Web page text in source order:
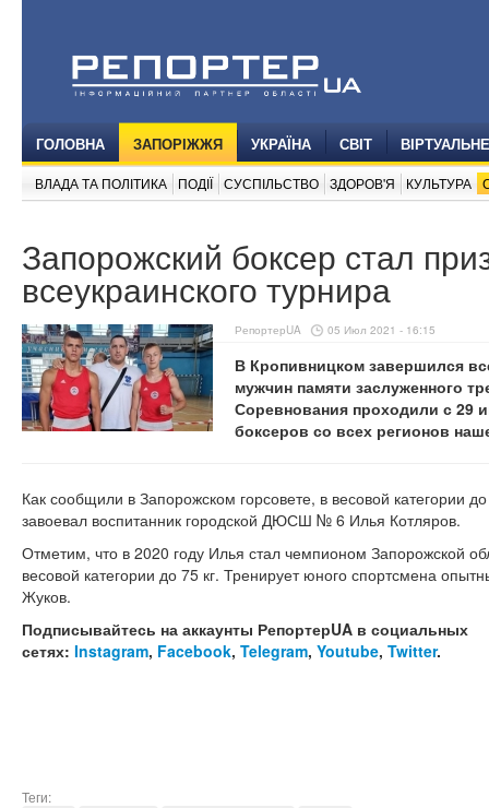
ГОЛОВНА ЗАПОРІЖЖЯ УКРАЇНА СВІТ
ВЛАДА ТА ПОЛІТИКА ПОДІЇ СУСПІЛЬСТВО ЗДОРОВ'Я КУЛЬТУРА
Запорожский боксер стал
всеукраинского турнира
РепортерUA 05 Июл 2021 - 16:15
В Кропивницком завершился
мужчин памяти заслуженного
Соревнования проходили с 29
боксеров со всех регионов
Как сообщили в Запорожском горсовете, в весовой категории
завоевал воспитанник городской ДЮСШ № 6 Илья Котляров.
Отметим, что в 2020 году Илья стал чемпионом Запорожской
весовой категории до 75 кг. Тренирует юного спортсмена
Жуков.
Подписывайтесь на аккаунты РепортерUA в социальных
сетях: Instagram, Facebook, Telegram, Youtube, Twitter.
Теги: